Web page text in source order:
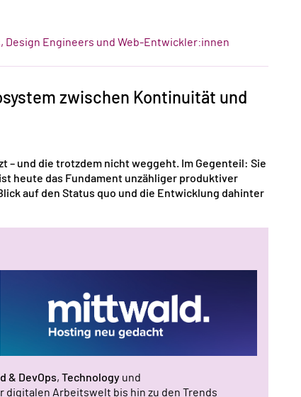
Engineers und Web-Entwickler:innen
zwischen Kontinuität und
– und die trotzdem nicht weggeht. Im Gegenteil: Sie
heute das Fundament unzähliger produktiver
auf den Status quo und die Entwicklung dahinter
& DevOps, Technology und
digitalen Arbeitswelt bis hin zu den Trends